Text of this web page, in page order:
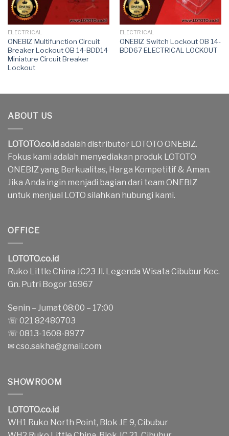
ELECTRICAL
ONEBIZ Multifunction Circuit
Breaker Lockout OB 14-BDD14
Miniature Circuit Breaker
Lockout
ELECTRICAL
ONEBIZ Switch Lockout OB 14-
BDD67 ELECTRICAL LOCKOUT
ABOUT US
LOTOTO.co.idadalah distributor LOTOTO ONEBIZ.
Fokus kami adalah menyediakan produk LOTOTO
ONEBIZ yang Berkualitas, Harga Kompetitif & Aman.
Jika Anda ingin menjadi bagian dari team ONEBIZ
untuk menjual LOTO silahkan hubungi kami.
OFFICE
LOTOTO.co.id
Ruko Little China JC23 Jl. Legenda Wisata Cibubur Kec.
Gn. Putri Bogor 16967
Senin – Jumat 08:00 – 17:00
☏ 021 82480703
☏ 0813-1608-8977
✉cso.sakha@gmail.com
SHOWROOM
LOTOTO.co.id
WH1 Ruko North Point, Blok JE 9, Cibubur